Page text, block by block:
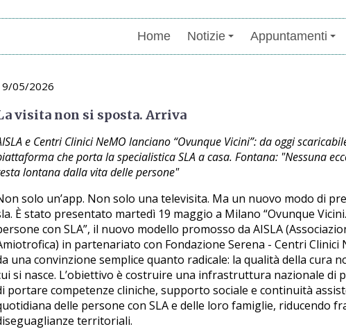
Home Notizie Appuntamenti
05/2026
visita non si sposta. Arriva
e Centri Clinici NeMO lanciano “Ovunque Vicini”: da oggi
che porta la specialistica SLA a casa. Fontana: "Nessuna
lontana dalla vita delle persone"
solo un’app. Non solo una televisita. Ma un nuovo modo di
È stato presentato martedì 19 maggio a Milano “Ovunque
con SLA”, il nuovo modello promosso da AISLA
in partenariato con Fondazione Serena - Centri Clinici
una convinzione semplice quanto radicale: la qualità della cura
si nasce. L’obiettivo è costruire una infrastruttura nazionale di
portare competenze cliniche, supporto sociale e continuità
delle persone con SLA e delle loro famiglie, riducendo
territoriali.